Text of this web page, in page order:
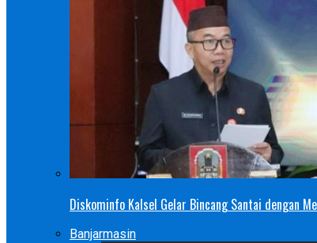
Diskominfo Kalsel Gelar Bincang Santai dengan
Banjarmasin